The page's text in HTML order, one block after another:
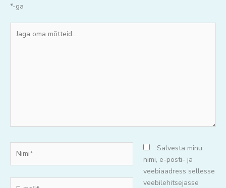
*-ga
oma
Salvesta minu
nimi, e-posti- ja
veebiaadress sellesse
veebilehitsejasse